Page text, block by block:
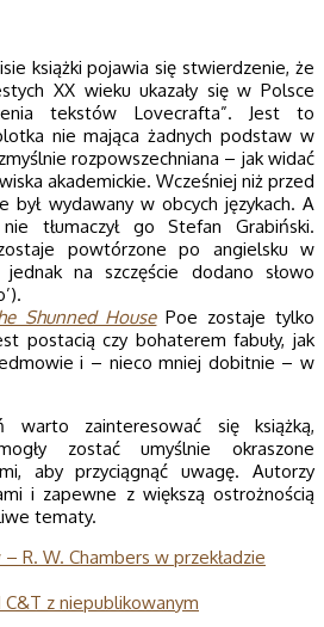
książki pojawia się stwierdzenie, że
XX wieku ukazały się w Polsce
tekstów Lovecrafta”. Jest to
nie mająca żadnych podstaw w
rozpowszechniana – jak widać
akademickie. Wcześniej niż przed
był wydawany w obcych językach. A
tłumaczył go Stefan Grabiński.
powtórzone po angielsku w
na szczęście dodano słowo
Shunned HousePoe zostaje tylko
postacią czy bohaterem fabuły, jak
i – nieco mniej dobitnie – w
warto zainteresować się książką,
zostać umyślnie okraszone
aby przyciągnąć uwagę. Autorzy
i zapewne z większą ostrożnością
tematy.
R. W. Chambers w przekładzie
z niepublikowanym